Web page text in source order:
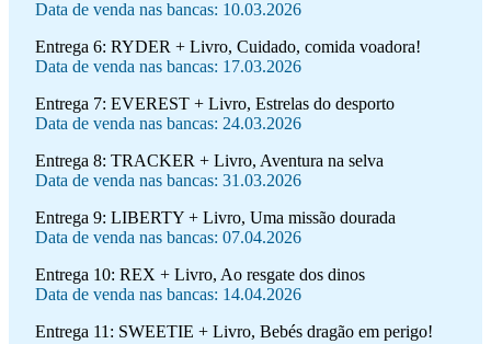
Data de venda nas bancas: 10.03.2026
Entrega 6: RYDER + Livro, Cuidado, comida voadora!
Data de venda nas bancas: 17.03.2026
Entrega 7: EVEREST + Livro, Estrelas do desporto
Data de venda nas bancas: 24.03.2026
Entrega 8: TRACKER + Livro, Aventura na selva
Data de venda nas bancas: 31.03.2026
Entrega 9: LIBERTY + Livro, Uma missão dourada
Data de venda nas bancas: 07.04.2026
Entrega 10: REX + Livro, Ao resgate dos dinos
Data de venda nas bancas: 14.04.2026
Entrega 11: SWEETIE + Livro, Bebés dragão em perigo!